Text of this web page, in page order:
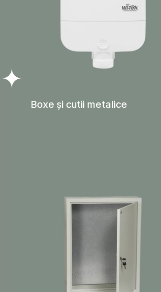
Boxe și cutii metalice